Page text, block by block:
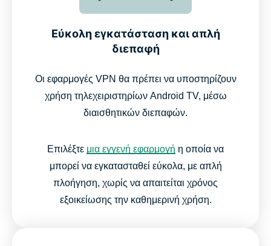
Εύκολη εγκατάσταση και απλή
διεπαφή
Οι εφαρμογές VPN θα πρέπει να υποστηρίζουν
χρήση τηλεχειριστηρίων Android TV, μέσω
διαισθητικών διεπαφών.
Επιλέξτε μια εγγενή εφαρμογή η οποία να
μπορεί να εγκατασταθεί εύκολα, με απλή
πλοήγηση, χωρίς να απαιτείται χρόνος
εξοικείωσης την καθημερινή χρήση.